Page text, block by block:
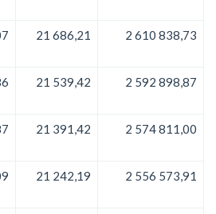
21 686,21 2 610 838,73
21 539,42 2 592 898,87
21 391,42 2 574 811,00
21 242,19 2 556 573,91